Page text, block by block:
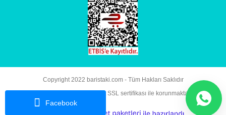
Facebook
Copyright 2022 baristaki.com - Tüm Hakları Saklıdır
Kredi kartı bilgileriniz 256bit SSL sertifikası ile korunmaktadır.
e- ile